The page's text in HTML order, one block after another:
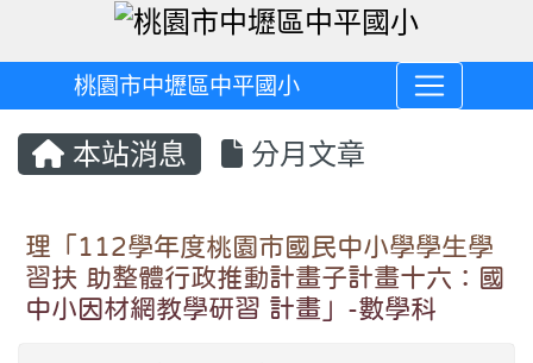
桃園市中壢區中平國小
本站消息 分月文章
理「112學年度桃園市國民中小學學生學
習扶 助整體行政推動計畫子計畫十六：國
中小因材網教學研習 計畫」-數學科